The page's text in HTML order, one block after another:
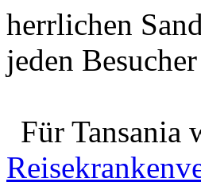
herrlichen
jeden
Für Tansania